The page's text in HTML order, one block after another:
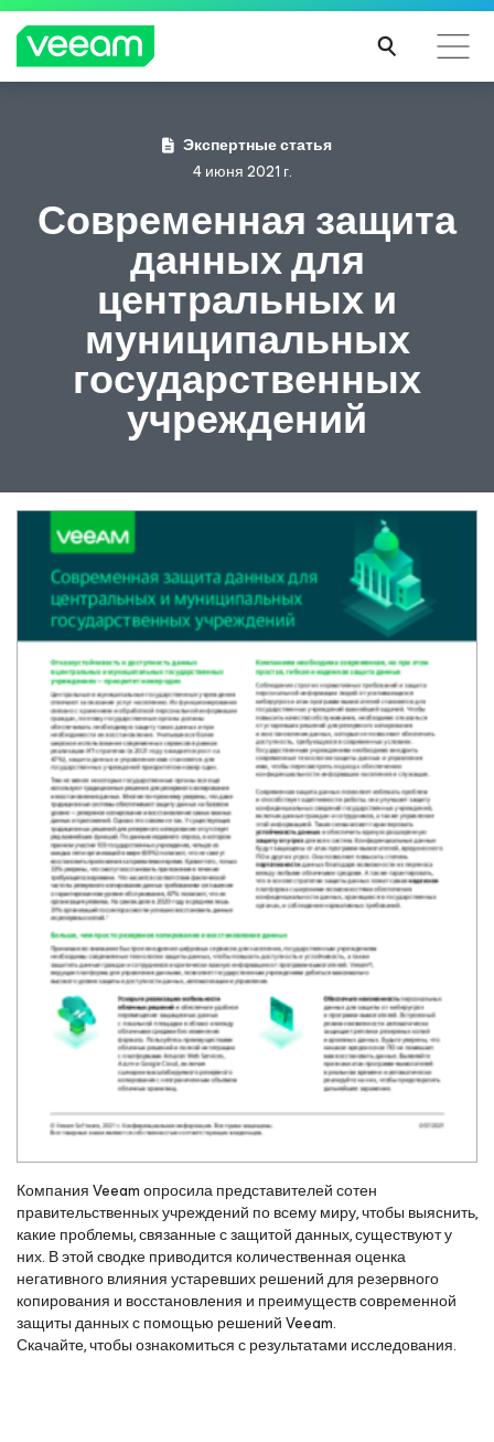
Экспертные статья
4 июня 2021 г.
Современная защита
данных для
центральных и
муниципальных
государственных
учреждений
Компания Veeam опросила представителей сотен
правительственных учреждений по всему миру, чтобы выяснить,
какие проблемы, связанные с защитой данных, существуют у
них. В этой сводке приводится количественная оценка
негативного влияния устаревших решений для резервного
копирования и восстановления и преимуществ современной
защиты данных с помощью решений Veeam.
Скачайте, чтобы ознакомиться с результатами исследования.